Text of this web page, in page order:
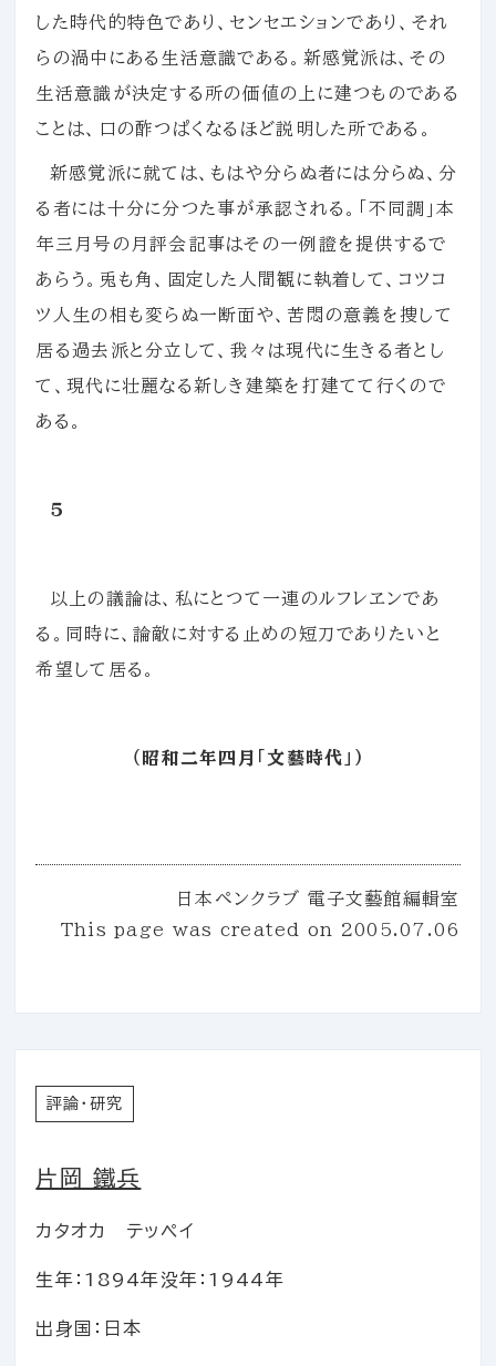
した時代的特色であり、センセエションであり、それ
らの渦中にある生活意識である。新感覚派は、その
生活意識が決定する所の価値の上に建つものである
ことは、口の酢つぱくなるほど説明した所である。
新感覚派に就ては、もはや分らぬ者には分らぬ、分
る者には十分に分つた事が承認される。「不同調」本
年三月号の月評会記事はその一例證を提供するで
あらう。兎も角、固定した人間観に執着して、コツコ
ツ人生の相も変らぬ一断面や、苦悶の意義を捜して
居る過去派と分立して、我々は現代に生きる者とし
て、現代に壮麗なる新しき建築を打建てて行くので
ある。
５
以上の議論は、私にとつて一連のルフレヱンであ
る。同時に、論敵に対する止めの短刀でありたいと
希望して居る。
（昭和二年四月「文藝時代」）
日本ペンクラブ 電子文藝館編輯室
This page was created on 2005.07.06
評論・研究
片岡 鐵兵
カタオカ テッペイ
生年：1894年没年：1944年
出身国：日本